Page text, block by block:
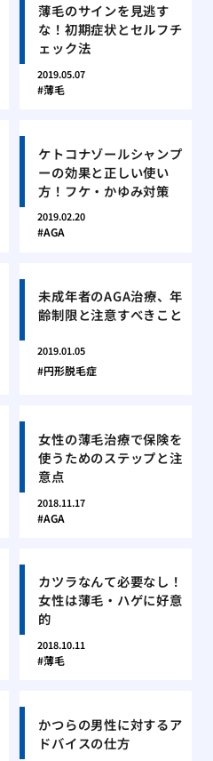
薄毛のサインを見逃す
な！初期症状とセルフチ
ェック法
2019.05.07
薄毛
ケトコナゾールシャンプ
ーの効果と正しい使い
方！フケ・かゆみ対策
2019.02.20
AGA
未成年者のAGA治療、年
齢制限と注意すべきこと
2019.01.05
円形脱毛症
女性の薄毛治療で保険を
使うためのステップと注
意点
2018.11.17
AGA
カツラなんて必要なし！
女性は薄毛・ハゲに好意
的
2018.10.11
薄毛
かつらの男性に対するア
ドバイスの仕方